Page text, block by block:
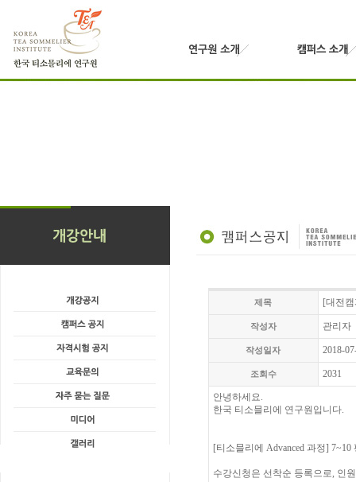
제목 [대전
작성자 관리자
작성일자 2018-
조회수 2031
안녕하세요.
한국 티소믈리에 연구원입니다.
[티소믈리에 Advanced 과정] 7~10
수강신청은 선착순 등록으로, 인원